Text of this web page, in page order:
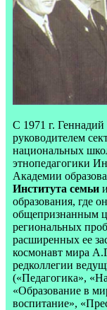
С 1971 г.
руководителем
национальных
этнопедагогики
Академии
Института семьи
образования, где
общепризнанным
региональных
расширенных ее
космонавт мира
редколлегии
(«Педагогика»,
«Образование в
воспитание»,